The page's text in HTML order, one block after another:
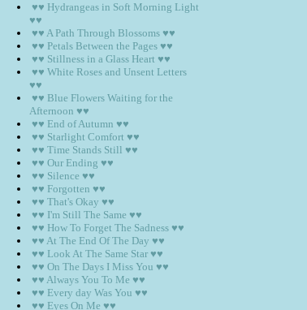
♥♥ Hydrangeas in Soft Morning Light
♥♥
♥♥ A Path Through Blossoms ♥♥
♥♥ Petals Between the Pages ♥♥
♥♥ Stillness in a Glass Heart ♥♥
♥♥ White Roses and Unsent Letters
♥♥
♥♥ Blue Flowers Waiting for the
Afternoon ♥♥
♥♥ End of Autumn ♥♥
♥♥ Starlight Comfort ♥♥
♥♥ Time Stands Still ♥♥
♥♥ Our Ending ♥♥
♥♥ Silence ♥♥
♥♥ Forgotten ♥♥
♥♥ That's Okay ♥♥
♥♥ I'm Still The Same ♥♥
♥♥ How To Forget The Sadness ♥♥
♥♥ At The End Of The Day ♥♥
♥♥ Look At The Same Star ♥♥
♥♥ On The Days I Miss You ♥♥
♥♥ Always You To Me ♥♥
♥♥ Every day Was You ♥♥
♥♥ Eyes On Me ♥♥